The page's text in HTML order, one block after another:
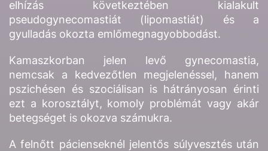
elhízás következtében kialakult
pseudogynecomastiát (lipomastiát) és a
gyulladás okozta emlőmegnagyobbodást.
Kamaszkorban jelen levő gynecomastia,
nemcsak a kedvezőtlen megjelenéssel, hanem
pszichésen és szociálisan is hátrányosan érinti
ezt a korosztályt, komoly problémát vagy akár
betegséget is okozva számukra.
A felnőtt pácienseknél jelentős súlyvesztés után